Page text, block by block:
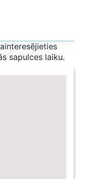
sapulces laiku.